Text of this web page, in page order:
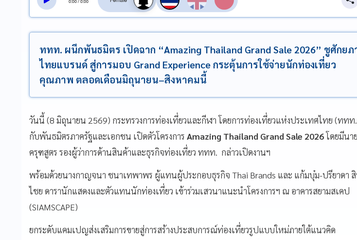
ททท. ผนึกพันธมิตร เปิดฉาก “Amazing Thailand Grand Sale 2026” ชูศักย
ไทยแบรนด์ สู่การมอบ Grand Experience กระตุ้นการใช้จ่ายนักท่องเที่ยว
คุณภาพ ตลอดเดือนมิถุนายน–สิงหาคมนี้
วันนี้ (8 มิถุนายน 2569) กระทรวงการท่องเที่ยวและกีฬา โดยการท่องเที่ยวแห่งประเทศไทย (ททท
กับพันธมิตรภาครัฐและเอกชน เปิดตัวโครงการ Amazing Thailand Grand Sale 2026โดยมีน
ครุฑสูตร รองผู้ว่าการด้านสินค้าและธุรกิจท่องเที่ยว ททท. กล่าวเปิดงานฯ
พร้อมด้วยนางกาญจนา ชนาเทพาพร ผู้แทนผู้ประกอบธุรกิจ Thai Brands และ แก้มบุ๋ม-ปรียาดา
ไชย ดารานักแสดงและตัวแทนนักท่องเที่ยว เข้าร่วมเสวนาแนะนำโครงการฯ ณ อาคารสยามสเคป
(SIAMSCAPE)
ยกระดับแคมเปญส่งเสริมการขายสู่การสร้างประสบการณ์ท่องเที่ยวรูปแบบใหม่ภายใต้แนวคิด